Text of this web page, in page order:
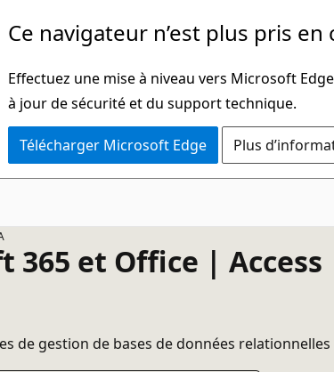
Ce navigateur n’est plus pris en
Effectuez une mise à niveau vers Microsoft
à jour de sécurité et du support technique.
Télécharger Microsoft Edge Plus
365 et Office |
de gestion de bases de données